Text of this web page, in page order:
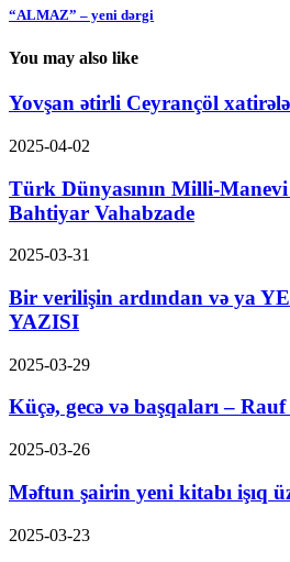
“ALMAZ” – yeni dərgi
You may also like
Yovşan ətirli Ceyrançöl
2025-04-02
Türk Dünyasının Milli-
Bahtiyar Vahabzade
2025-03-31
Bir verilişin ardından və ya
YAZISI
2025-03-29
Küçə, gecə və başqaları –
2025-03-26
Məftun şairin yeni kitabı işıq
2025-03-23